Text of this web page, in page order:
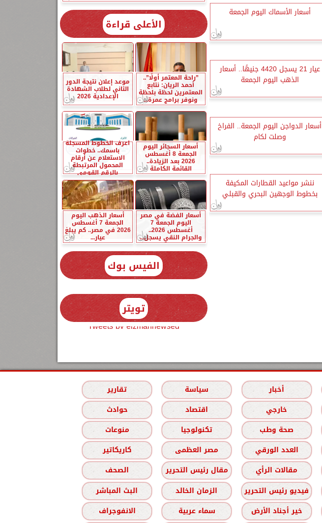
أسعار الأسماك اليوم الجمعة
عيار 21 يسجل 4420 جنيهًا.. أسعار
الذهب اليوم الجمعة
أسعار الدواجن اليوم الجمعة.. الفراخ
وصلت لكام
ننشر مواعيد القطارات المكيفة
بخطوط الوجهين البحري والقبلي
الأعلى قراءة
”راحة المعتمر أولًا”..
أحمد الريان: نتابع
المعتمرين لحظة بلحظة
ونوفر برامج عمرة...
موعد إعلان نتيجة الدور
الثاني لطلاب الشهادة
الإعدادية 2026
أسعار السجائر اليوم
الجمعة 8 أغسطس
2026 بعد الزيادة..
القائمة الكاملة
اعرف الخطوط المسجلة
باسمك.. خطوات
الاستعلام عن أرقام
المحمول المرتبطة
بالرقم القومي
أسعار الفضة في مصر
اليوم الجمعة 7
أغسطس 2026..
والجرام النقي يسجل...
أسعار الذهب اليوم
الجمعة 7 أغسطس
2026 في مصر.. كم يبلغ
عيار...
الفيس بوك
تويتر
Tweets by elzmannewseg
أخبار سياسة
تقارير
خارجي اقتصاد
حوادث
صحة وطب تكنولوجيا
منوعات
العدد الورقي مصر العظمى
كاريكاتير
مقالات الرأي مقال رئيس التحرير
الصحف
فيديو رئيس التحرير الزمان الخالد
البث المباشر
خير أجناد الأرض سماء عربية الانفوجراف